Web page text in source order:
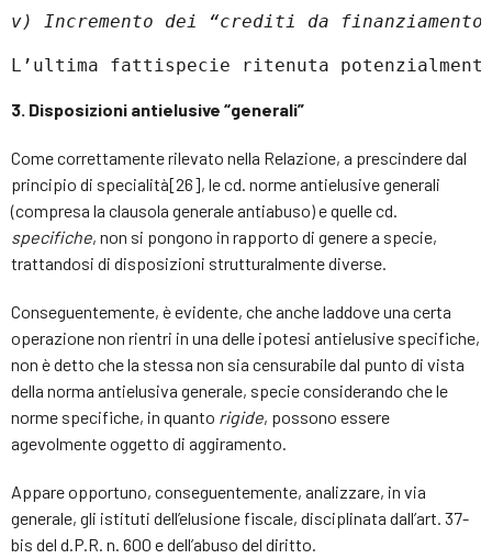
v) Incremento dei “crediti da
L’ultima fattispecie ritenuta
3. Disposizioni antielusive “generali”
Come correttamente rilevato nella Relazione, a prescindere dal
principio di specialità[26], le cd. norme antielusive generali
(compresa la clausola generale antiabuso) e quelle cd.
specifiche, non si pongono in rapporto di genere a specie,
trattandosi di disposizioni strutturalmente diverse.
Conseguentemente, è evidente, che anche laddove una certa
operazione non rientri in una delle ipotesi antielusive specifiche,
non è detto che la stessa non sia censurabile dal punto di vista
della norma antielusiva generale, specie considerando che le
norme specifiche, in quanto rigide, possono essere
agevolmente oggetto di aggiramento.
Appare opportuno, conseguentemente, analizzare, in via
generale, gli istituti dell’elusione fiscale, disciplinata dall’art. 37-
bis del d.P.R. n. 600 e dell’abuso del diritto.